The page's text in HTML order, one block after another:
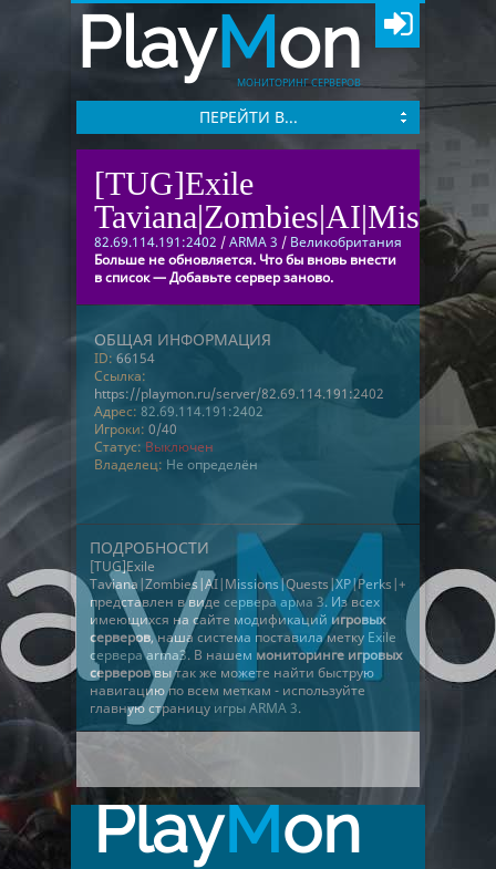
PlayMon
МОНИТОРИНГ СЕРВЕРОВ
ПЕРЕЙТИ В...
[TUG]Exile
82.69.114.191:2402 /ARMA 3 / Великобритания
Больше не обновляется. Что бы вновь внести
в список — Добавьте сервер заново.
ОБЩАЯ ИНФОРМАЦИЯ
ID: 66154
Ссылка:
https://playmon.ru/server/82.69.114.191:2402
Адрес: 82.69.114.191:2402
Игроки: 0/40
Статус: Выключен
Владелец: Не определён
ПОДРОБНОСТИ
[TUG]Exile
Taviana|Zombies|AI|Missions|Quests|XP|Perks|+
представлен в видесервера арма 3. Из всех
имеющихся на сайте модификаций игровых
серверов, наша система поставила метку Exile
сервера arma3. В нашем мониторинге игровых
сервероввы так же можете найти быструю
навигацию по всем меткам - используйте
главную страницу игры ARMA 3.
PlayMon